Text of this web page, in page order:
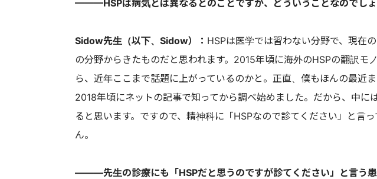
———HSPは病気とは異なるとのことですが、どういうことなのでしょ
Sidow先生（以下、Sidow）： HSPは医学では習わない分野で、現在
の分野からきたものだと思われます。2015年頃に海外のHSPの翻訳モ
ら、近年ここまで話題に上がっているのかと。正直、僕もほんの最近ま
2018年頃にネットの記事で知ってから調べ始めました。だから、中に
ると思います。ですので、精神科に「HSPなので診てください」と言
ん。
———先生の診療にも「HSPだと思うのですが診てください」と言う患